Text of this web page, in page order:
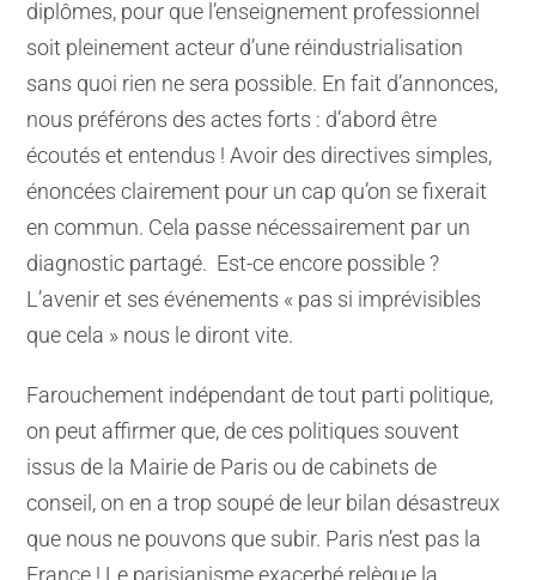
diplômes, pour que l’enseignement professionnel
soit pleinement acteur d’une réindustrialisation
sans quoi rien ne sera possible. En fait d’annonces,
nous préférons des actes forts : d’abord être
écoutés et entendus ! Avoir des directives simples,
énoncées clairement pour un cap qu’on se fixerait
en commun. Cela passe nécessairement par un
diagnostic partagé. Est-ce encore possible ?
L’avenir et ses événements « pas si imprévisibles
que cela » nous le diront vite.
Farouchement indépendant de tout parti politique,
on peut affirmer que, de ces politiques souvent
issus de la Mairie de Paris ou de cabinets de
conseil, on en a trop soupé de leur bilan désastreux
que nous ne pouvons que subir. Paris n’est pas la
France ! Le parisianisme exacerbé relègue la